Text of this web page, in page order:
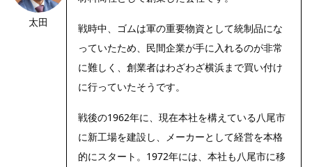
太田
戦時中、ゴムは軍の重要物資として統制品にな
っていたため、民間企業が手に入れるのが非常
に難しく、創業者はわざわざ横浜まで買い付け
に行っていたそうです。
戦後の1962年に、現在本社を構えている八尾市
に新工場を建設し、メーカーとして経営を本格
的にスタート。1972年には、本社も八尾市に移